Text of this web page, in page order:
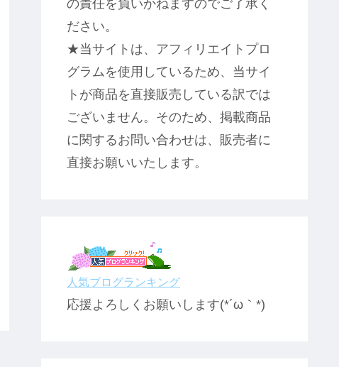
の責任を負いかねますのでご了承く
ださい。
★当サイトは、アフィリエイトプロ
グラムを使用しているため、当サイ
トが商品を直接販売している訳では
ございません。そのため、掲載商品
に関するお問い合わせは、販売者に
直接お願いいたします。
人気ブログランキング
応援よろしくお願いします(*´ω｀*)